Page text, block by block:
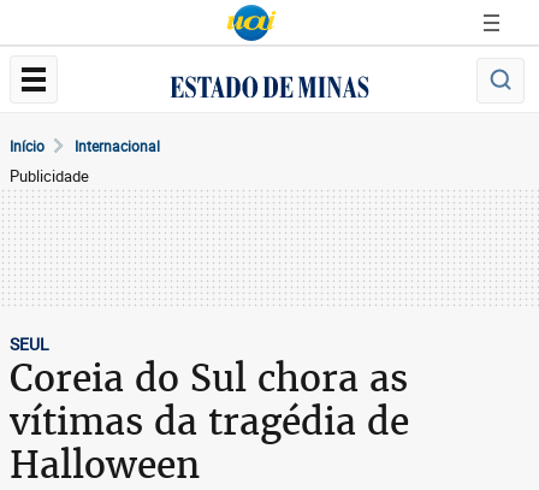
Início Internacional
Publicidade
SEUL
Coreia do Sul chora as
vítimas da tragédia de
Halloween